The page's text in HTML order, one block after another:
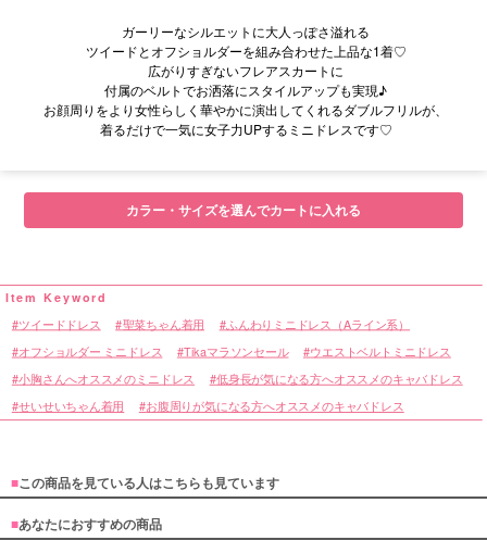
ガーリーなシルエットに大人っぽさ溢れる
ツイードとオフショルダーを組み合わせた上品な1着♡
広がりすぎないフレアスカートに
付属のベルトでお洒落にスタイルアップも実現♪
お顔周りをより女性らしく華やかに演出してくれるダブルフリルが、
着るだけで一気に女子力UPするミニドレスです♡
カラー・サイズを選んでカートに入れる
ツイードドレス 聖菜ちゃん着用 ふんわりミニドレス（Aライン系）
オフショルダー ミニドレス Tikaマラソンセール ウエストベルトミニドレス
小胸さんへオススメのミニドレス
低身長が気になる方へオススメのキャバドレス
せいせいちゃん着用
お腹周りが気になる方へオススメのキャバドレス
■この商品を見ている人はこちらも見ています
■あなたにおすすめの商品